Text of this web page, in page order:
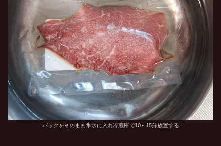
パックをそのまま氷水に入れ冷蔵庫で10～15分放置する